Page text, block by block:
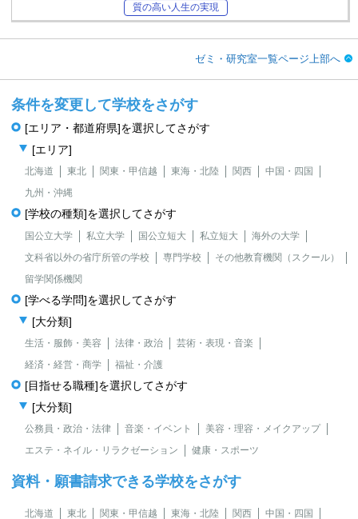
質の高い人生の実現
ゼミ・研究室一覧ページ上部へ
条件を変更して学校をさがす
[エリア・都道府県]を選択してさがす
[エリア]
北海道 東北 関東・甲信越 東海・北陸 関西
中国・四国
九州・沖縄
[学校の種類]を選択してさがす
国公立大学 私立大学 国公立短大 私立短大
海外の大学
文科省以外の省庁所管の学校
専門学校
その他教育機関（スクール）
留学関係機関
[学べる学問]を選択してさがす
[大分類]
生活・服飾・美容 法律・政治
芸術・表現・音楽
経済・経営・商学
福祉・介護
[目指せる職種]を選択してさがす
[大分類]
公務員・政治・法律 音楽・イベント
美容・理容・メイクアップ
エステ・ネイル・リラクゼーション
健康・スポーツ
資料・願書請求できる学校をさがす
北海道 東北 関東・甲信越 東海・北陸 関西 中国・四国